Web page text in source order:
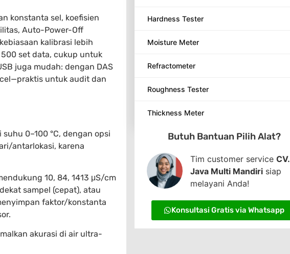
konstanta sel, koefisien
Auto-Power-Off
kalibrasi lebih
set data, cukup untuk
juga mudah: dengan DAS
untuk audit dan
0–100 °C, dengan opsi
antarlokasi, karena
10, 84, 1413 μS/cm
sampel (cepat), atau
faktor/konstanta
akurasi di air ultra-
Hardness Tester
Moisture Meter
Refractometer
Roughness Tester
Thickness Meter
Butuh Bantuan Pilih Alat?
Tim customer serviceCV.
Java Multi Mandiri siap
melayani Anda!
Konsultasi Gratis via Whatsapp